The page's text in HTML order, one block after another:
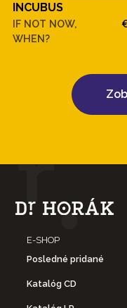
INCUBUS
IF NOT NOW,
WHEN?
E-SHOP
Posledné pridané
Katalóg CD